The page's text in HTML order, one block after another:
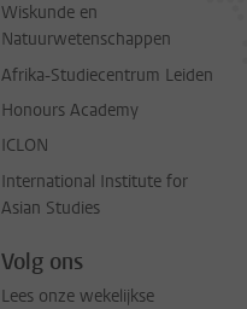
Wiskunde en
Natuurwetenschappen
Afrika-Studiecentrum Leiden
Honours Academy
ICLON
International Institute for
Asian Studies
Volg ons
Lees onze wekelijkse